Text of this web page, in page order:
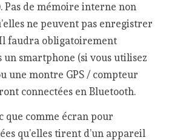
Pas de mémoire interne non
ne peuvent pas enregistrer
faudra obligatoirement
un smartphone (si vous utilisez
une montre GPS / compteur
connectées en Bluetooth.
que comme écran pour
qu’elles tirent d’un appareil